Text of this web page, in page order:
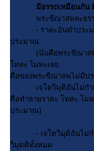
มีอรรถเหมือนกัน มี
พระขีณาสพละธรร
- ราคะอันทำประมา
ประมาณ
(นั่นคือพระขีณาสพจะ
ทสะ โมหะเล
ศีลของพระขีณาสพไม่มีป
เจโตวิมุติอันไม่กำเ
คือทำลายราคะ โทสะ โ
ประมาณ)
- เจโตวิมุติอันไม่กำเ
วิมุตติทั้งหมด